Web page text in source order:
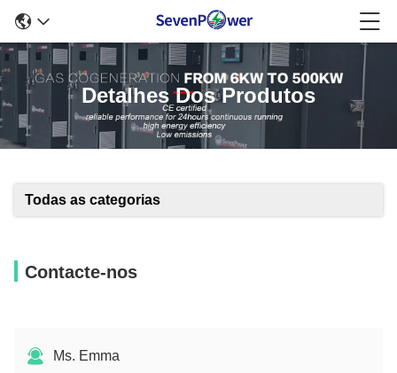
Detalhes Dos Produtos
Todas as categorias
Contacte-nos
Ms. Emma